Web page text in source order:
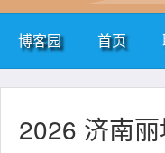
博客园 首页
2026 济南